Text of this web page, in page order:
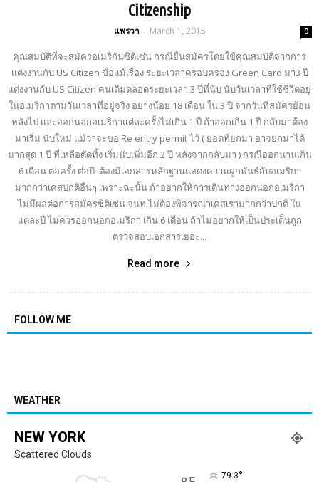
Citizenship
แพรวา - March 1, 2015 0
คุณสมบัติที่จะสมัครอเมริกันซิติเซ่น กรณียื่นสมัครโดยใช้คุณสมบัติจากการ
แต่งงานกับ US Citizen ข้อแม้เรื่อง ระยะเวลาครอบครอง Green Card มา3 ปี
แต่งงานกับ US Citizen คนเดิมตลอดระยะเวลา 3 ปีที่นับ นับวันเวลาที่ใช้ชีวิตอยู่
ในอเมริกาตามวันเวลาที่อยู่จริง อย่างน้อย 18 เดือน ใน 3 ปี จากวันที่สมัครย้อน
หลังไป และออกนอกอเมริกาแต่ละครั้งไม่เกิน 1 ปี ถ้าออกเกิน 1 ปี กลับมาต้อง
มาเริ่ม นับใหม่ แม้ว่าจะขอ Re entry permit ไว้ ( ยอดที่ยกมา อาจยกมาได้
มากสุด 1 ปี ที่เหลือตัดทิ้ง เริ่มนับเพิ่มอีก 2 ปี หลังจากกลับมา ) กรณีออกนานเกิน
6 เดือน ต่อครั้ง ต่อปี ต้องมีเอกสารหลักฐานแสดงความผูกพันธ์กับอเมริกา
มากกว่าเคสปกติอื่นๆ เพราะฉะนั้น ถ้าอยากให้การเดินทางออกนอกอเมริกา
ไม่มีผลต่อการสมัครซิติเซ่น จนท.ไม่ต้องพิจารณาเคสเรามากกว่าปกติ ใน
แต่ละปี ไม่ควรออกนอกอเมริกา เกิน 6 เดือน ถ้าไม่อยากให้เป็นประเด็นถูก
ตรวจสอบเอกสารเยอะ...
Read more
FOLLOW ME
WEATHER
NEW YORK
Scattered Clouds
79.3°